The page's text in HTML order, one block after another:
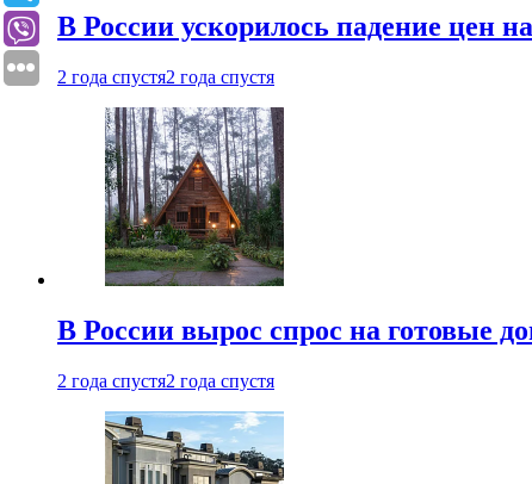
В России ускорилось падение цен
2 года спустя2 года спустя
В России вырос спрос на готовые
2 года спустя2 года спустя